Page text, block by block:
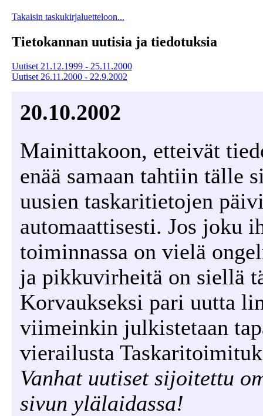
Takaisin taskukirjaluetteloon...
Tietokannan uutisia ja tiedotuksia
Uutiset 21.12.1999 - 25.11.2000
Uutiset 26.11.2000 - 22.9.2002
20.10.2002
Mainittakoon, etteivät
enää samaan tahtiin
uusien taskaritietojen
automaattisesti. Jos joku
toiminnassa on vielä
ja pikkuvirheitä on siellä
Korvaukseksi pari uutta
viimeinkin julkistetaan
vierailusta
Vanhat uutiset sijoitettu
sivun ylälaidassa!